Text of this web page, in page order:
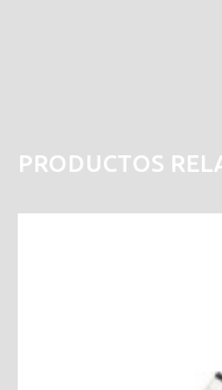
PRODUCTOS